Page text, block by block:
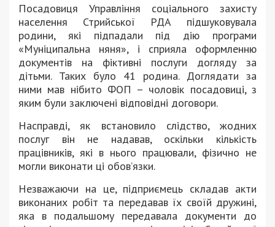
Посадовиця Управління соціального захисту
населення Стрийської РДА підшуковувала
родини, які підпадали під дію програми
«Муніципальна няня», і сприяла оформленню
документів на фіктивні послуги догляду за
дітьми. Таких було 41 родина. Доглядати за
ними мав нібито ФОП – чоловік посадовиці, з
яким були заключені відповідні договори.
Насправді, як встановило слідство, жодних
послуг він не надавав, оскільки кількість
працівників, які в нього працювали, фізично не
могли виконати ці обовʼязки.
Незважаючи на це, підприємець складав акти
виконаних робіт та передавав їх своїй дружині,
яка в подальшому передавала документи до